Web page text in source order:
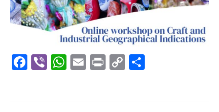
Facebook
ViberWhatsApp
EmailPrintCopy